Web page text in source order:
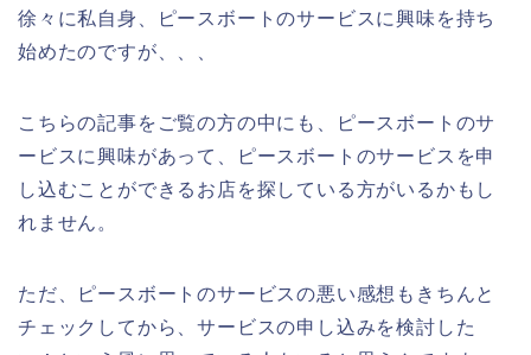
徐々に私自身、ピースボートのサービスに興味を持ち
始めたのですが、、、
こちらの記事をご覧の方の中にも、ピースボートのサ
ービスに興味があって、ピースボートのサービスを申
し込むことができるお店を探している方がいるかもし
れません。
ただ、ピースボートのサービスの悪い感想もきちんと
チェックしてから、サービスの申し込みを検討した